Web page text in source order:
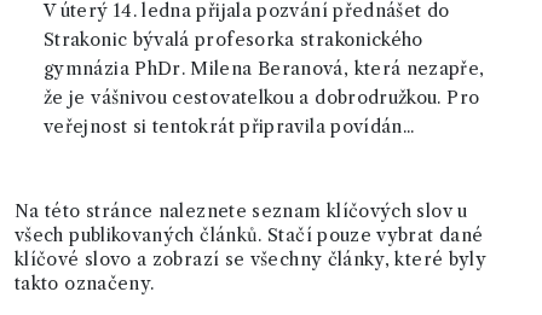
V úterý 14. ledna přijala pozvání přednášet do
Strakonic bývalá profesorka strakonického
gymnázia PhDr. Milena Beranová, která nezapře,
že je vášnivou cestovatelkou a dobrodružkou. Pro
veřejnost si tentokrát připravila povídán...
Na této stránce naleznete seznam klíčových slov u
všech publikovaných článků. Stačí pouze vybrat dané
klíčové slovo a zobrazí se všechny články, které byly
takto označeny.